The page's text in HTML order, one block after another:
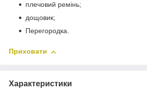
плечовий ремінь;
дощовик;
Перегородка.
Приховати
Характеристики